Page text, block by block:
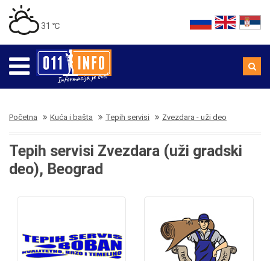
31 ℃
Početna Kuća i bašta Tepih servisi Zvezdara - uži deo
Tepih servisi Zvezdara (uži gradski
deo), Beograd